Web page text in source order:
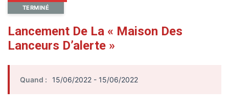
TERMINÉ
Lancement De La « Maison Des
Lanceurs D’alerte »
Quand : 15/06/2022 - 15/06/2022